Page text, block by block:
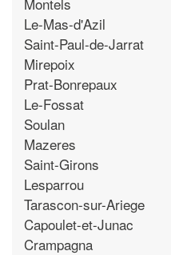
Le-Mas-d'Azil
Saint-Paul-de-Jarrat
Mirepoix
Prat-Bonrepaux
Le-Fossat
Soulan
Mazeres
Saint-Girons
Lesparrou
Tarascon-sur-Ariege
Capoulet-et-Junac
Crampagna